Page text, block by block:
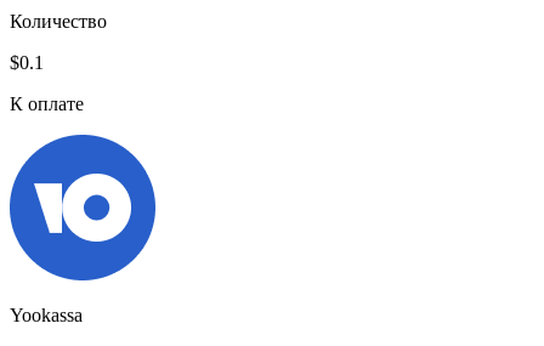
Количество
$0.1
К оплате
Yookassa